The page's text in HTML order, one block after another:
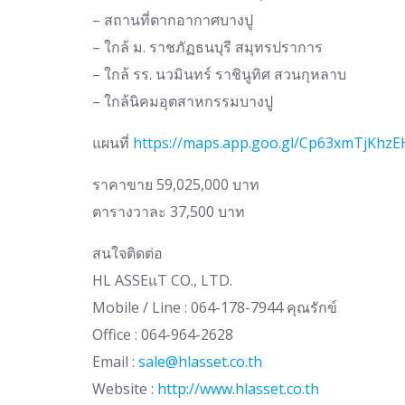
– สถานที่ตากอากาศบางปู
– ใกล้ ม. ราชภัฏธนบุรี สมุทรปราการ
– ใกล้ รร. นวมินทร์ ราชินูทิศ สวนกุหลาบ
– ใกล้นิคมอุตสาหกรรมบางปู
แผนที่ https://maps.app.goo.gl/
ราคาขาย 59,025,000 บาท
ตารางวาละ 37,500 บาท
สนใจติดต่อ
HL ASSEแT CO., LTD.
Mobile / Line : 064-178-7944 คุณรักข์
Office : 064-964-2628
Email : sale@hlasset.co.th
Website : http://www.hlasset.co.th